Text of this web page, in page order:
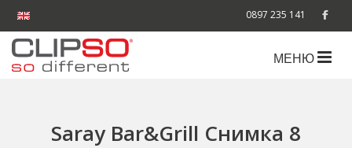
0897 235 141
МЕНЮ
Saray Bar&Grill Снимка 8